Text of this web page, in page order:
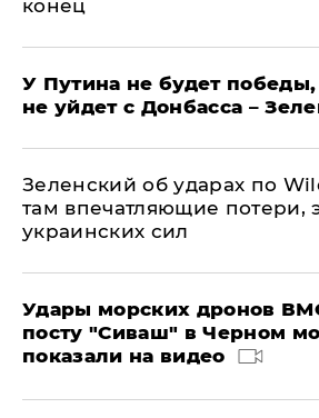
конец
У Путина не будет
не уйдет с Донбасса –
Зеленский об ударах по
там впечатляющие потери,
украинских сил
Удары морских дронов
посту "Сиваш" в Черном
показали на видео